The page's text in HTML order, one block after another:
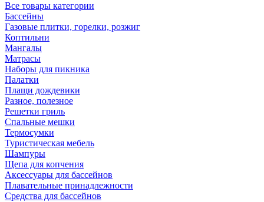
Все товары категории
Бассейны
Газовые плитки, горелки, розжиг
Коптильни
Мангалы
Матрасы
Наборы для пикника
Палатки
Плащи дождевики
Разное, полезное
Решетки гриль
Спальные мешки
Термосумки
Туристическая мебель
Шампуры
Щепа для копчения
Аксессуары для бассейнов
Плавательные принадлежности
Средства для бассейнов